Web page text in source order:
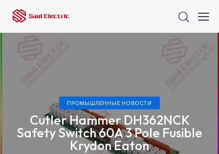
ПРОМЫШЛЕННЫЕ НОВОСТИ
Cutler Hammer DH362NCK
Safety Switch 60A 3 Pole Fusible
Krydon Eaton